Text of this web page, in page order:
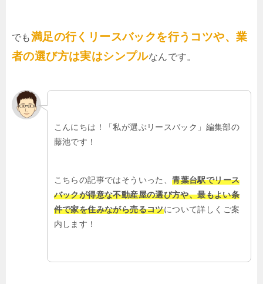
でも満足の行くリースバックを行うコツや、業
者の選び方は実はシンプルなんです。
こんにちは！「私が選ぶリースバック」編集部の
藤池です！
こちらの記事ではそういった、青葉台駅でリース
バックが得意な不動産屋の選び方や、最もよい条
件で家を住みながら売るコツについて詳しくご案
内します！